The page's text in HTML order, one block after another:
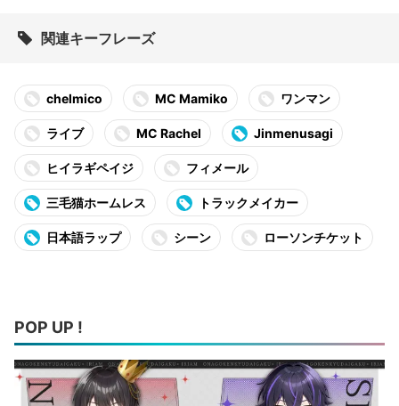
関連キーフレーズ
chelmico MC Mamiko ワンマン
ライブ MC Rachel Jinmenusagi
ヒイラギペイジ フィメール
三毛猫ホームレス トラックメイカー
日本語ラップ シーン ローソンチケット
POP UP !